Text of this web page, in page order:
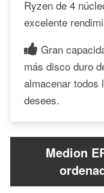
Ryzen de 4
excelente
Gran
más disco duro
almacenar todos
desees.
Medion